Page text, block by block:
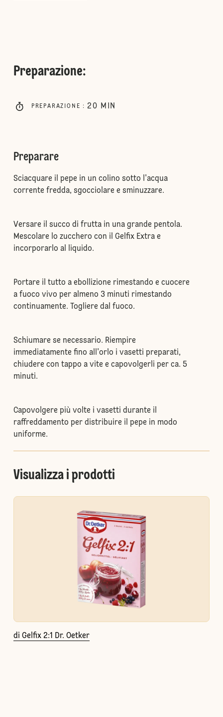
Preparazione:
PREPARAZIONE : 20 MIN
Preparare
Sciacquare il pepe in un colino sotto l'acqua
corrente fredda, sgocciolare e sminuzzare.
Versare il succo di frutta in una grande pentola.
Mescolare lo zucchero con il Gelfix Extra e
incorporarlo al liquido.
Portare il tutto a ebollizione rimestando e cuocere
a fuoco vivo per almeno 3 minuti rimestando
continuamente. Togliere dal fuoco.
Schiumare se necessario. Riempire
immediatamente fino all'orlo i vasetti preparati,
chiudere con tappo a vite e capovolgerli per ca. 5
minuti.
Capovolgere più volte i vasetti durante il
raffreddamento per distribuire il pepe in modo
uniforme.
Visualizza i prodotti
di Gelfix 2:1 Dr. Oetker